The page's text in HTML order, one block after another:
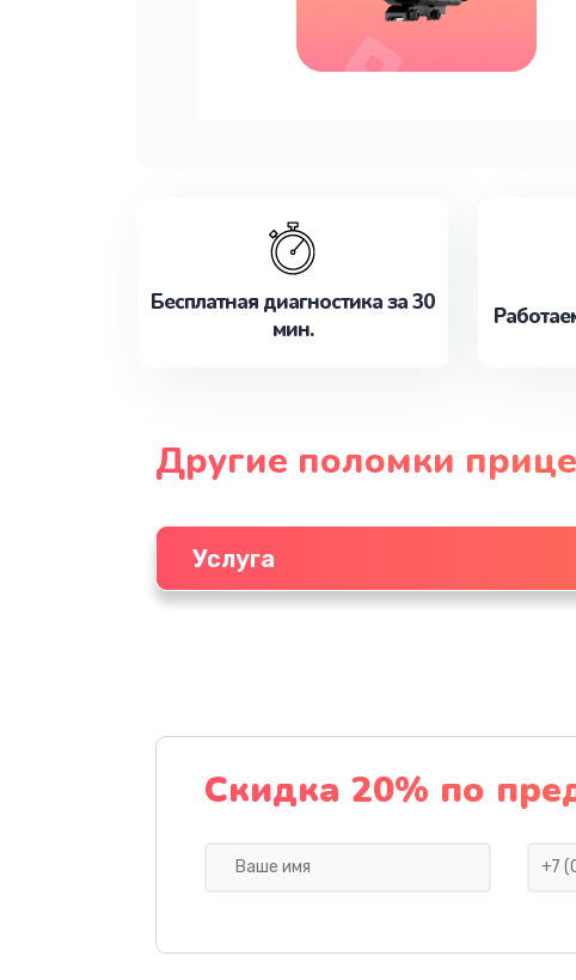
Бесплатная диагностика за 30
мин.
Другие поломки
Услуга
Скидка 20% по